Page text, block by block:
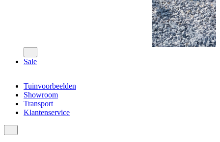
Sale
Tuinvoorbeelden
Showroom
Transport
Klantenservice